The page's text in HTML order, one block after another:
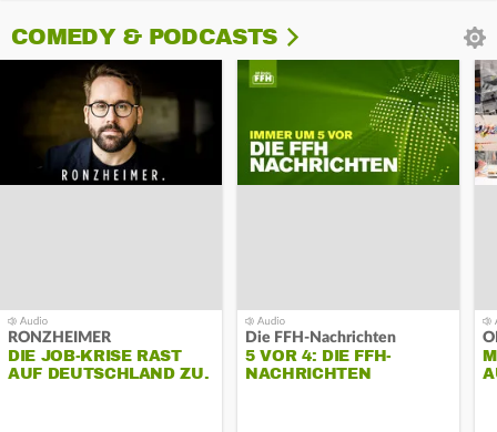
COMEDY & PODCASTS
RONZHEIMER
DIE JOB-KRISE RAST
AUF DEUTSCHLAND ZU.
Die FFH-Nachrichten
5 VOR 4: DIE FFH-
NACHRICHTEN